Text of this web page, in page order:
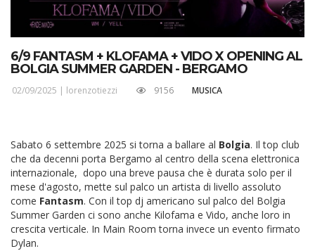
6/9 FANTASM + KLOFAMA + VIDO X OPENING AL
BOLGIA SUMMER GARDEN - BERGAMO
02/09/2025 | lorenzotiezzi 9156 MUSICA
Sabato 6 settembre 2025 si torna a ballare al Bolgia. Il top club
che da decenni porta Bergamo al centro della scena elettronica
internazionale, dopo una breve pausa che è durata solo per il
mese d'agosto, mette sul palco un artista di livello assoluto
come Fantasm. Con il top dj americano sul palco del Bolgia
Summer Garden ci sono anche Kilofama e Vido, anche loro in
crescita verticale. In Main Room torna invece un evento firmato
Dylan.